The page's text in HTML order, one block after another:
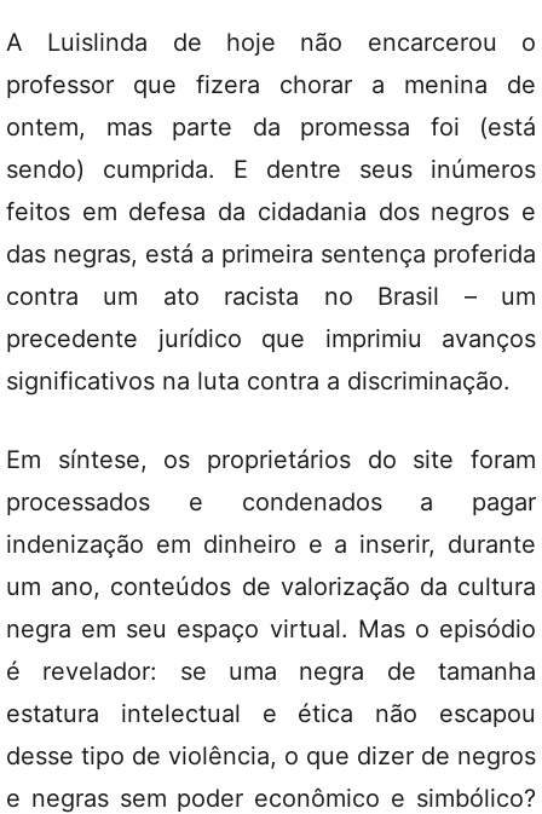
A Luislinda de hoje não encarcerou o
professor que fizera chorar a menina de
ontem, mas parte da promessa foi (está
sendo) cumprida. E dentre seus inúmeros
feitos em defesa da cidadania dos negros e
das negras, está a primeira sentença proferida
contra um ato racista no Brasil – um
precedente jurídico que imprimiu avanços
significativos na luta contra a discriminação.
Em síntese, os proprietários do site foram
processados e condenados a pagar
indenização em dinheiro e a inserir, durante
um ano, conteúdos de valorização da cultura
negra em seu espaço virtual. Mas o episódio
é revelador: se uma negra de tamanha
estatura intelectual e ética não escapou
desse tipo de violência, o que dizer de negros
e negras sem poder econômico e simbólico?